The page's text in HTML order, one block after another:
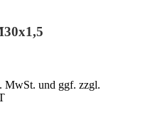
und ggf. zzgl.